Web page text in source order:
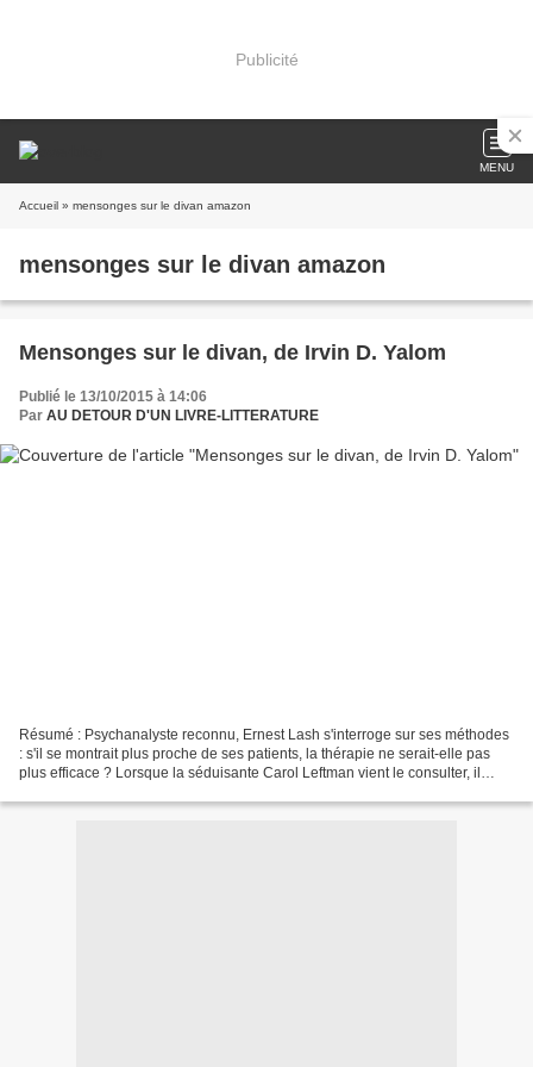
Publicité
MENU
Accueil » mensonges sur le divan amazon
mensonges sur le divan amazon
Mensonges sur le divan, de Irvin D. Yalom
Publié le 13/10/2015 à 14:06
Par AU DETOUR D'UN LIVRE-LITTERATURE
Résumé : Psychanalyste reconnu, Ernest Lash s'interroge sur ses méthodes
: s'il se montrait plus proche de ses patients, la thérapie ne serait-elle pas
plus efficace ? Lorsque la séduisante Carol Leftman vient le consulter, il